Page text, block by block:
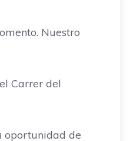
Nuestro
Carrer del
oportunidad de